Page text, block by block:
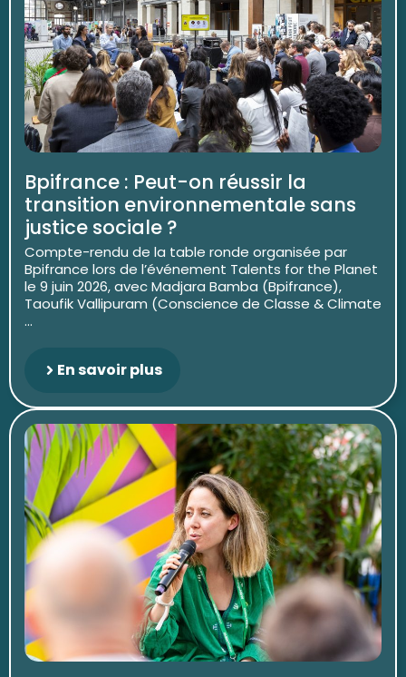
Bpifrance : Peut-on réussir la
transition environnementale sans
justice sociale ?
Compte-rendu de la table ronde organisée par
Bpifrance lors de l’événement Talents for the Planet
le 9 juin 2026, avec Madjara Bamba (Bpifrance),
Taoufik Vallipuram (Conscience de Classe & Climate
...
En savoir plus